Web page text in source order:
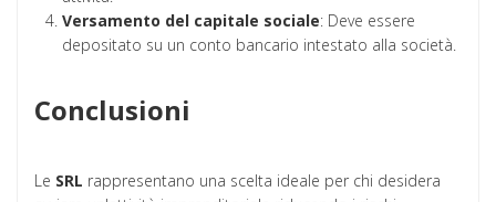
Versamento del capitale sociale: Deve essere
depositato su un conto bancario intestato alla società.
Conclusioni
Le SRL rappresentano una scelta ideale per chi desidera